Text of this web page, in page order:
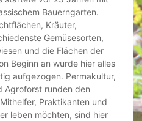
Bauerngarten.
Kräuter,
Gemüsesorten,
und die Flächen der
Beginn an wurde hier alles
aufgezogen. Permakultur,
Agroforst runden den
Praktikanten und
leben möchten, sind hier